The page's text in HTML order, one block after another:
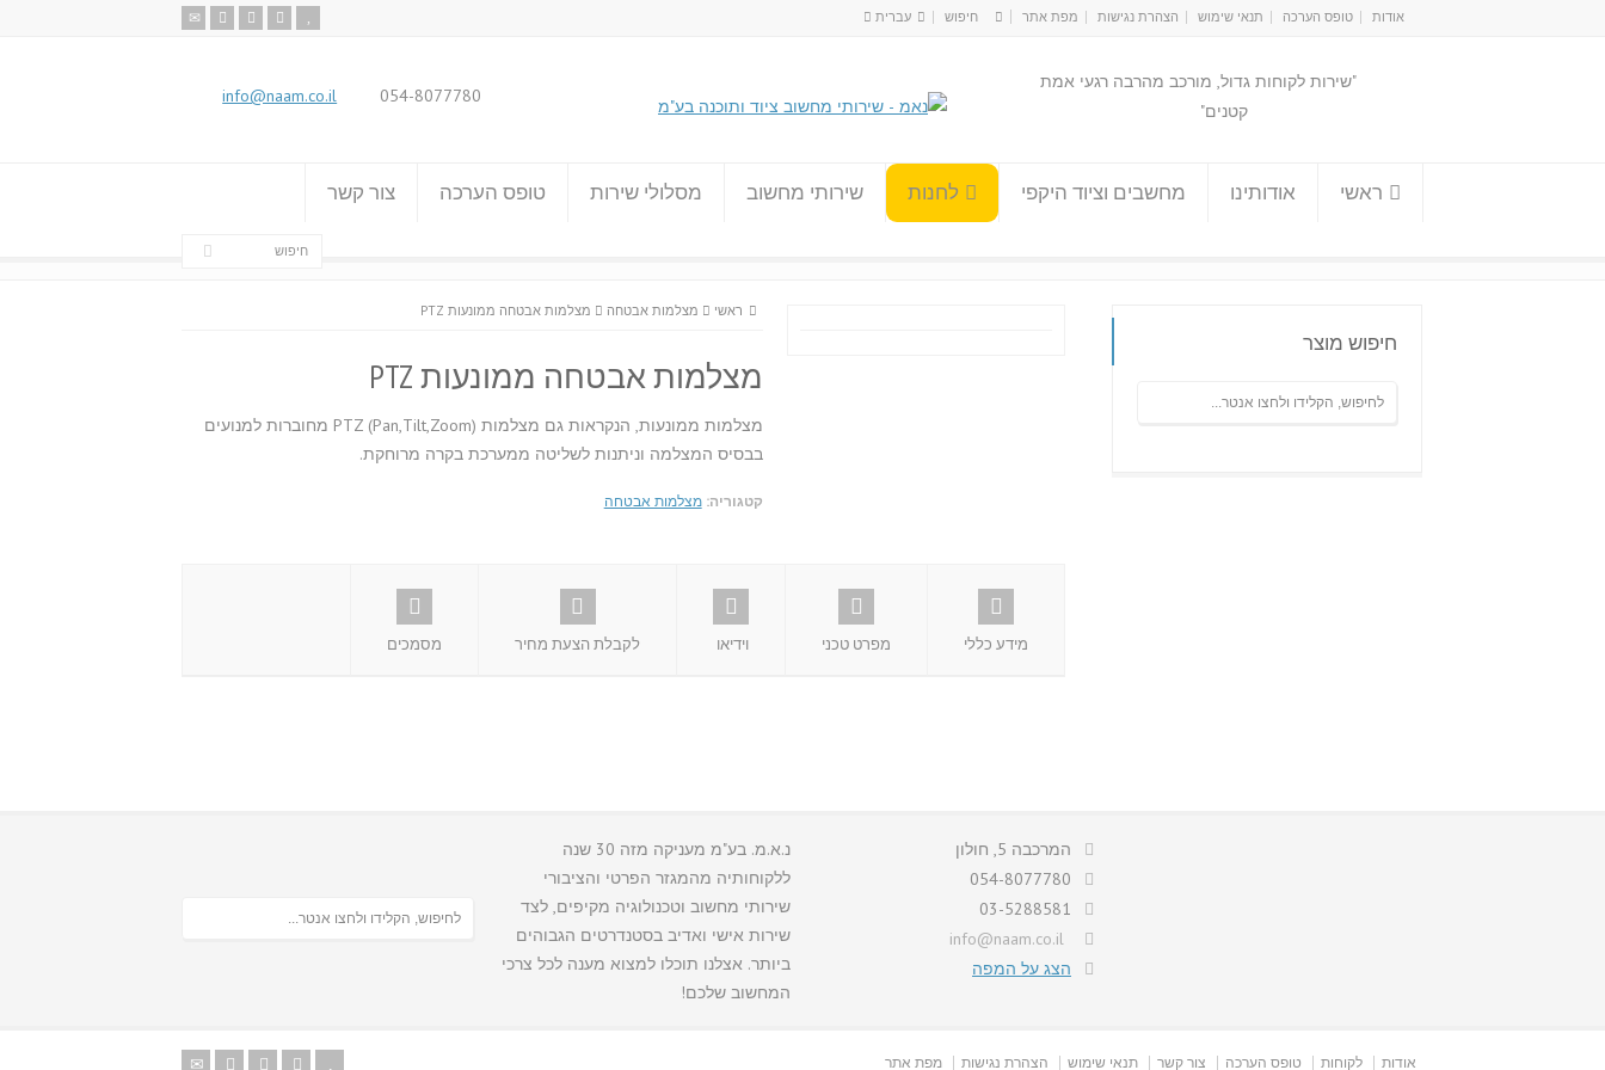
אודות טופס הערכה תנאי שימוש הצהרת נגישות מפת אתר
עברית
"שירות לקוחות גדול, מורכב מהרבה רגעי אמת
קטנים"
info@naam.co.il
ראשי אודותינו מחשבים וציוד היקפי לחנות שירותי מחשוב מסלולי שירות טופס הערכה צור קשר
ראשי מצלמות אבטחה מצלמות אבטחה ממונעות PTZ
מצלמות אבטחה ממונעות PTZ
מצלמות ממונעות, הנקראות גם מצלמות (PTZ (Pan,Tilt,Zoom מחוברות למנועים
בבסיס המצלמה וניתנות לשליטה ממערכת בקרה מרוחקת.
קטגוריה: מצלמות אבטחה
מידע כללי מפרט טכני וידיאו לקבלת הצעת מחיר מסמכים
חיפוש מוצר
המרכבה 5, חולון
054-8077780
03-5288581
info@naam.co.il
הצג על המפה
נ.א.מ. בע"מ מעניקה מזה 30 שנה
ללקוחותיה מהמגזר הפרטי והציבורי
שירותי מחשוב וטכנולוגיה מקיפים, לצד
שירות אישי ואדיב בסטנדרטים הגבוהים
ביותר. אצלנו תוכלו למצוא מענה לכל צרכי
המחשוב שלכם!
מפת אתר הצהרת נגישות תנאי שימוש צור קשר טופס הערכה לקוחות אודות